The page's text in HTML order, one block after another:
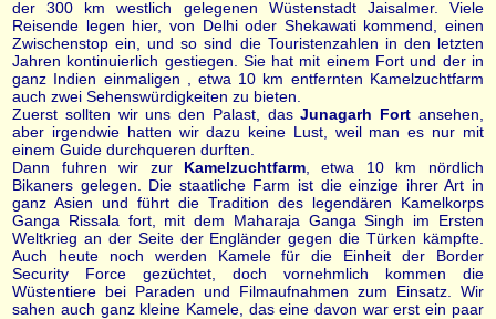
der 300 km westlich gelegenen Wüstenstadt Jaisalmer. Viele
Reisende legen hier, von Delhi oder Shekawati kommend, einen
Zwischenstop ein, und so sind die Touristenzahlen in den letzten
Jahren kontinuierlich gestiegen. Sie hat mit einem Fort und der in
ganz Indien einmaligen , etwa 10 km entfernten Kamelzuchtfarm
auch zwei Sehenswürdigkeiten zu bieten.
Zuerst sollten wir uns den Palast, dasJunagarh Fort ansehen,
aber irgendwie hatten wir dazu keine Lust, weil man es nur mit
einem Guide durchqueren durften.
Dann fuhren wir zur Kamelzuchtfarm , etwa 10 km nördlich
Bikaners gelegen. Die staatliche Farm ist die einzige ihrer Art in
ganz Asien und führt die Tradition des legendären Kamelkorps
Ganga Rissala fort, mit dem Maharaja Ganga Singh im Ersten
Weltkrieg an der Seite der Engländer gegen die Türken kämpfte.
Auch heute noch werden Kamele für die Einheit der Border
Security Force gezüchtet, doch vornehmlich kommen die
Wüstentiere bei Paraden und Filmaufnahmen zum Einsatz. Wir
sahen auch ganz kleine Kamele, das eine davon war erst ein paar